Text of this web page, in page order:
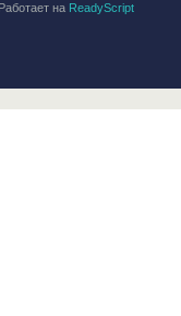
Работает на ReadyScript